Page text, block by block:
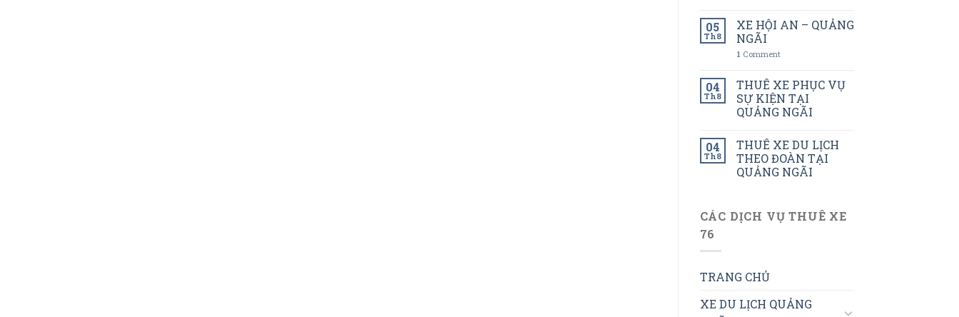
05
Th8
XE HỘI AN – QUẢNG
NGÃI
1 Comment
04
Th8
THUÊ XE PHỤC VỤ
SỰ KIỆN TẠI
QUẢNG NGÃI
04
Th8
THUÊ XE DU LỊCH
THEO ĐOÀN TẠI
QUẢNG NGÃI
CÁC DỊCH VỤ THUÊ XE
76
TRANG CHỦ
XE DU LỊCH QUẢNG